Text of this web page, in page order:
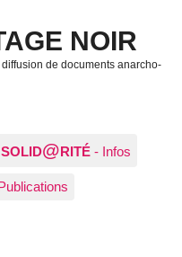
NOIR
diffusion de documents anarcho-
SOLID@RITÉ - Infos